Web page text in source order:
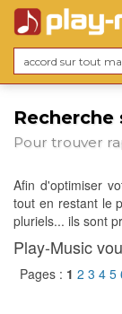
Recherche
Pour trouver
Afin d'optimiser
tout en restant le
pluriels... ils sont
Play-Music
Pages : 1 2 3 4 5